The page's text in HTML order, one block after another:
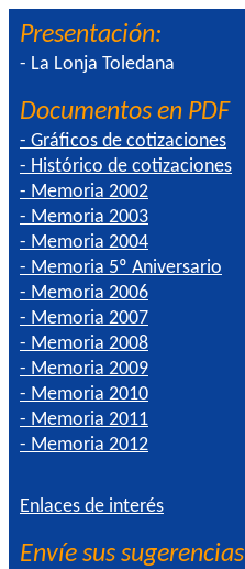
Presentación:
- La Lonja Toledana
Documentos en PDF
- Gráficos de cotizaciones
- Histórico de cotizaciones
- Memoria 2002
- Memoria 2003
- Memoria 2004
- Memoria 5º Aniversario
- Memoria 2006
- Memoria 2007
- Memoria 2008
- Memoria 2009
- Memoria 2010
- Memoria 2011
- Memoria 2012
Enlaces de interés
Envíe sus sugerencias